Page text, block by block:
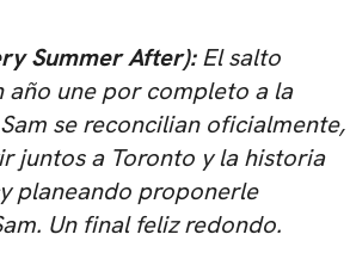
Summer After):El salto
año une por completo a la
se reconcilian oficialmente,
juntos a Toronto y la historia
planeando proponerle
Un final feliz redondo.